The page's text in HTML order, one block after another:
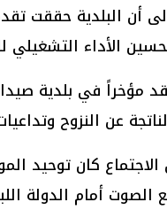
أن البلدية حققت
الأداء
مؤخراً في بلدية
عن النزوح
كان توحيد
الصوت أمام الدولة